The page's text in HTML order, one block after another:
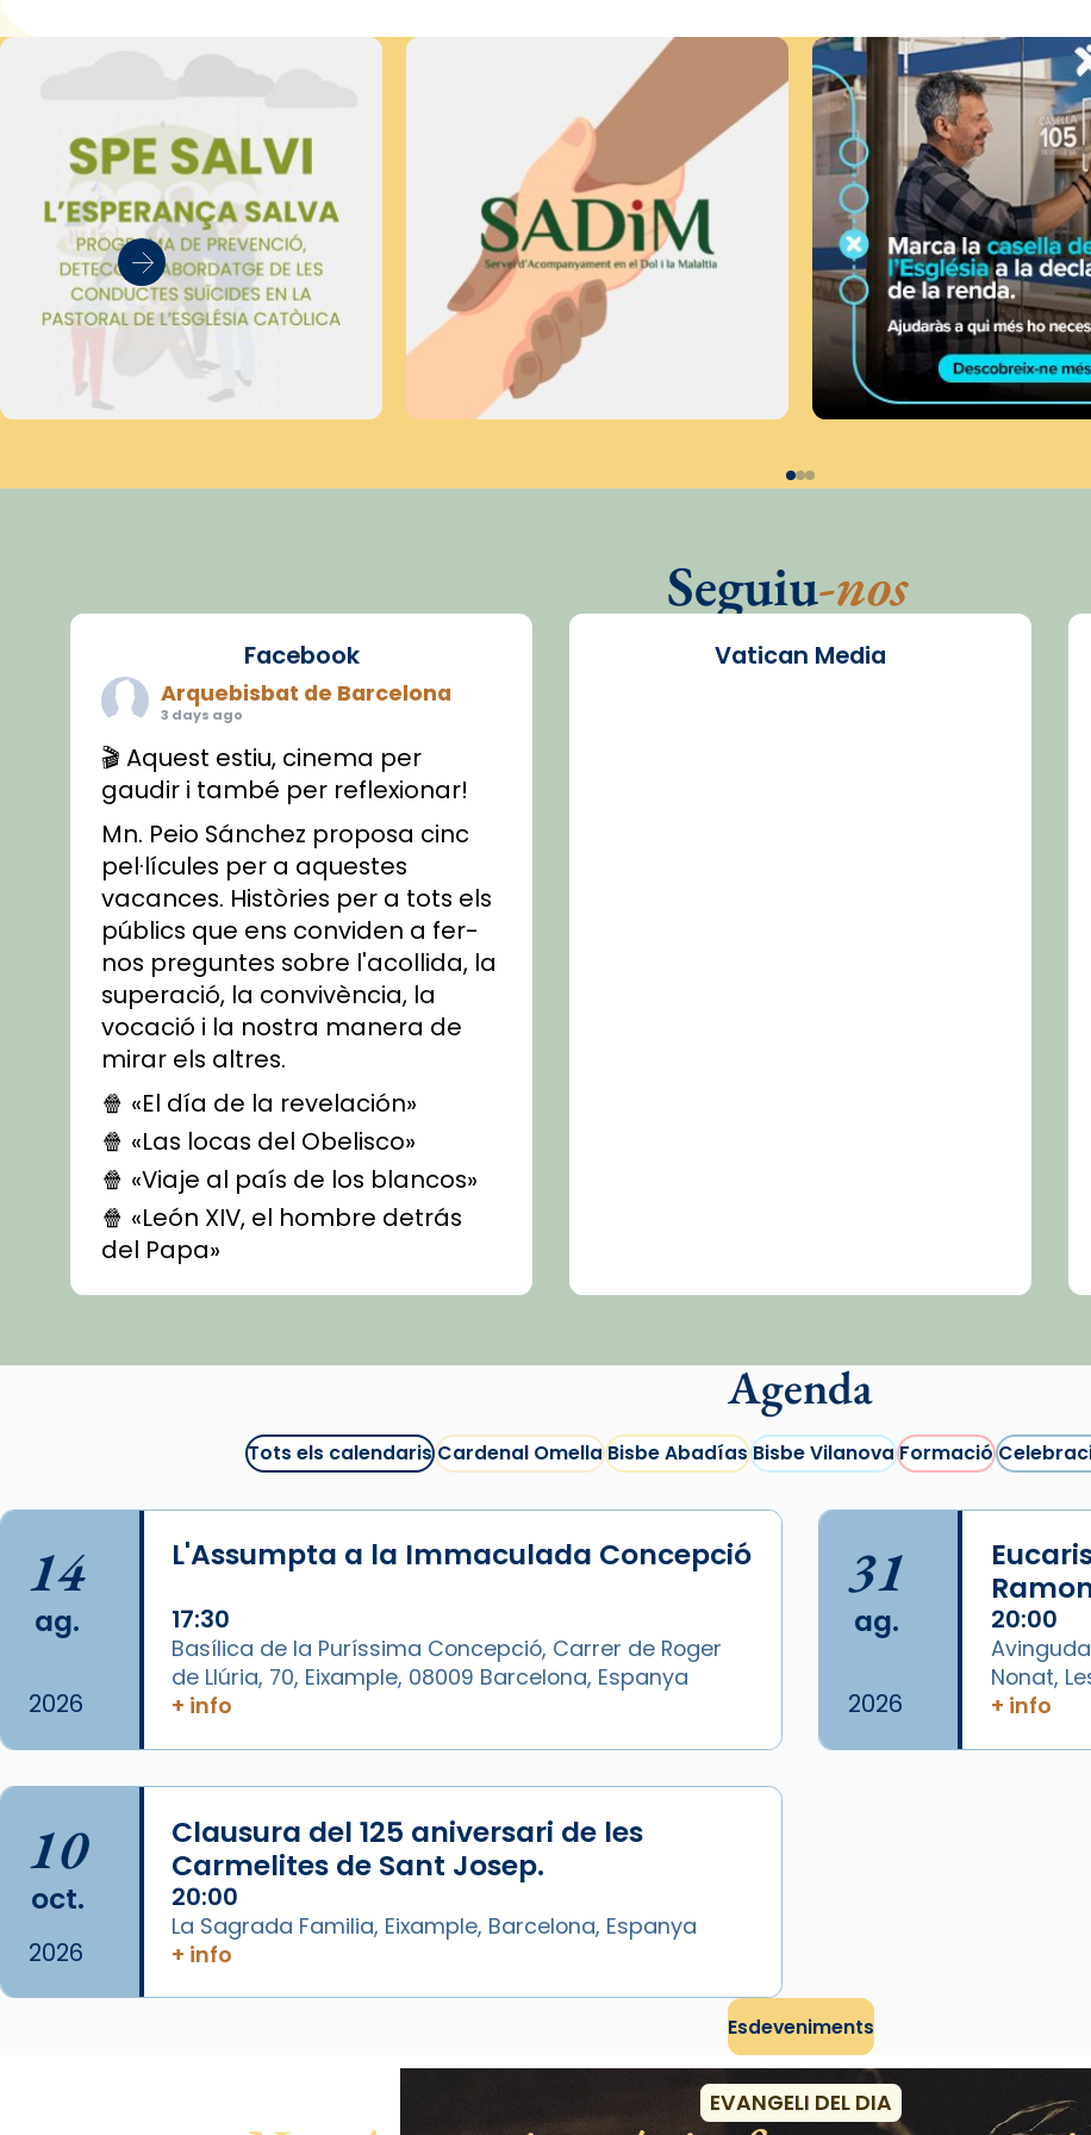
Seguiu-nos
Facebook
Arquebisbat de Barcelona
3 days ago
🎬 Aquest estiu, cinema per
gaudir i també per reflexionar!
Mn. Peio Sánchez proposa cinc
pel·lícules per a aquestes
vacances. Històries per a tots els
públics que ens conviden a fer-
nos preguntes sobre l'acollida, la
superació, la convivència, la
vocació i la nostra manera de
mirar els altres.
🍿 «El día de la revelación»
🍿 «Las locas del Obelisco»
🍿 «Viaje al país de los blancos»
🍿 «León XIV, el hombre detrás
del Papa»
🍿 «Las ovejas detectives»
recomanacions i prepara una
#CinemaEspiritualitual
@cinemaspiritcat
Imatge: Generada amb IA
(OpenAI)
View on Facebook
Arquebisbat de Barcelona
1 week ago
La Carmina va patir depressió.
Fa gairebé dos mesos, a l'Estadi
Lluís Companys, la jove va fer
arribar el seu testimoni al papa
Lleó XIV.
Recupera l'entrevista
compVatican News
www.vaticannews.va/es/iglesia/news/2026-
papa-viaje-espana-testimoni...
Vatican Media
Agenda
Tots els calendarisCardenal OmellaBisbe AbadíasBisbe VilanovaFormació
14
ag.
2026
L'Assumpta a la Immaculada Concepció
17:30
Basílica de la Puríssima Concepció, Carrer de Roger
de Llúria, 70, Eixample, 08009 Barcelona, Espanya
+ info
31
ag.
2026
20:00
Nonat,
+ info
10
oct.
2026
Clausura del 125 aniversari de les
Carmelites de Sant Josep.
20:00
La Sagrada Familia, Eixample, Barcelona, Espanya
+ info
Esdeveniments
EVANGELI DEL DIA